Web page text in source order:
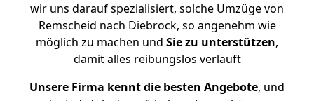
wir uns darauf spezialisiert, solche Umzüge von
Remscheid nach Diebrock, so angenehm wie
möglich zu machen und Sie zu unterstützen,
damit alles reibungslos verläuft
Unsere Firma kennt die besten Angebote, und